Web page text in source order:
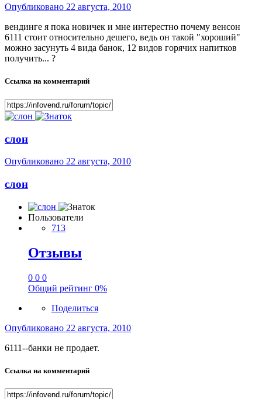
Опубликовано 22 августа, 2010
вендинге я пока новичек и мне интерестно почему венсон
6111 стоит относительно дешего, ведь он такой "хороший"
можно засунуть 4 вида банок, 12 видов горячих напитков
получить... ?
Ссылка на комментарий
слон
Опубликовано 22 августа, 2010
слон
Пользователи
713
Отзывы
0 0 0
Общий рейтинг 0%
Поделиться
Опубликовано 22 августа, 2010
6111--банки не продает.
Ссылка на комментарий